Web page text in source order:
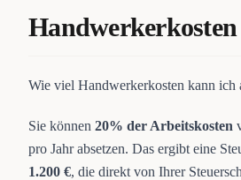
Wie viel Handwerkerkosten kann ich
Sie können 20% der Arbeitskosten
pro Jahr absetzen. Das ergibt eine
1.200 €, die direkt von Ihrer